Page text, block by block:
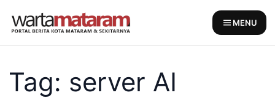
MENU
Tag: server AI